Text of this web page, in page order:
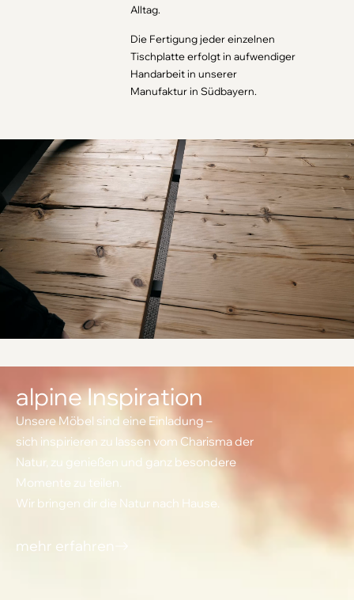
Alltag.
Die Fertigung jeder einzelnen
Tischplatte erfolgt in aufwendiger
Handarbeit in unserer
Manufaktur in Südbayern.
alpine Inspiration
Unsere Möbel sind eine Einladung –
sich inspirieren zu lassen vom Charisma der
Natur, zu genießen und ganz besondere
Momente zu teilen.
Wir bringen dir die Natur nach Hause.
mehr erfahren